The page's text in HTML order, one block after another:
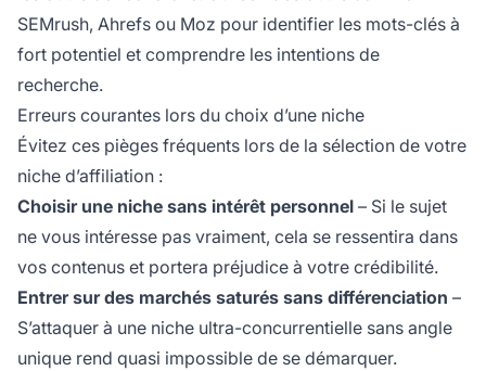
SEMrush, Ahrefs ou Moz pour identifier les mots-clés à
fort potentiel et comprendre les intentions de
recherche.
Erreurs courantes lors du choix d’une niche
Évitez ces pièges fréquents lors de la sélection de votre
niche d’affiliation :
Choisir une niche sans intérêt personnel – Si le sujet
ne vous intéresse pas vraiment, cela se ressentira dans
vos contenus et portera préjudice à votre crédibilité.
Entrer sur des marchés saturés sans différenciation –
S’attaquer à une niche ultra-concurrentielle sans angle
unique rend quasi impossible de se démarquer.